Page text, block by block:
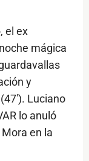
el ex
mágica
y
Luciano
lo anuló
en la